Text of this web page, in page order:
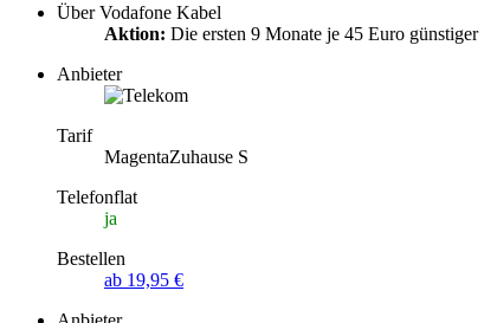
Über Vodafone Kabel
Aktion: Die ersten 9 Monate je 45 Euro günstiger
Anbieter
Tarif
MagentaZuhause S
Telefonflat
ja
Bestellen
ab 19,95 €